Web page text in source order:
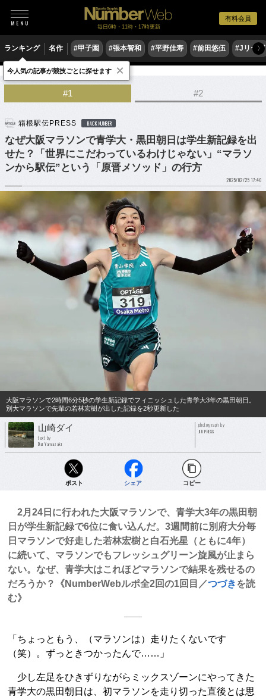
有料会員
毎日6時・11時・17時更新
ランキング 名作 #甲子園 #張本智和 #平野佳寿 #前田悠伍 #Jリーグ
〉
陸上 マラソン
#1 #2
箱根駅伝PRESS BACK NUMBER
なぜ大阪マラソンで青学大・黒田朝日は学生新記録を出
せた？「世界にこだわっているわけじゃない」“マラソ
ンから駅伝”という「原晋メソッド」の行方
2025/02/25 17:40
大阪マラソンで2時間6分5秒の学生新記録でフィニッシュした青学大3年の黒田朝日。
別大マラソンで先輩の若林宏樹が出した記録を2秒更新した
山崎ダイ
text by
Dai Yamazaki
photograph by
JIJI PRESS
ポスト シェア コピー
2月24日に行われた大阪マラソンで、青学大3年の黒田朝
日が学生新記録で6位に食い込んだ。3週間前に別府大分毎
日マラソンで好走した若林宏樹と白石光星（ともに4年）
に続いて、マラソンでもフレッシュグリーン旋風が止まら
ない。なぜ、青学大はこれほどマラソンで結果を残せるの
だろうか？《NumberWebルポ全2回の1回目／つづきを読
む》
「ちょっともう、（マラソンは）走りたくないです
（笑）。ずっときつかったんで……」
少し左足をひきずりながらミックスゾーンにやってきた
青学大の黒田朝日は、初マラソンを走り切った直後とは思
今人気の記事が競技ごとに探せます ×